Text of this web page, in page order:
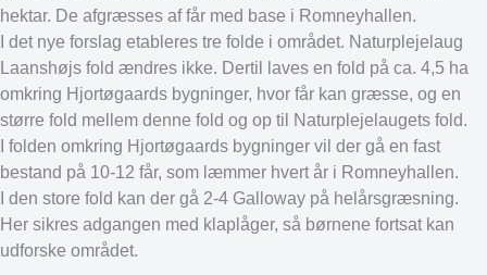
hektar. De afgræsses af får med base i Romneyhallen.
I det nye forslag etableres tre folde i området. Naturplejelaug
Laanshøjs fold ændres ikke. Dertil laves en fold på ca. 4,5 ha
omkring Hjortøgaards bygninger, hvor får kan græsse, og en
større fold mellem denne fold og op til Naturplejelaugets fold.
I folden omkring Hjortøgaards bygninger vil der gå en fast
bestand på 10-12 får, som læmmer hvert år i Romneyhallen.
I den store fold kan der gå 2-4 Galloway på helårsgræsning.
Her sikres adgangen med klaplåger, så børnene fortsat kan
udforske området.